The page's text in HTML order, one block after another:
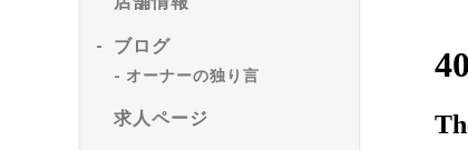
ブログ
オーナーの独り言
求人ページ